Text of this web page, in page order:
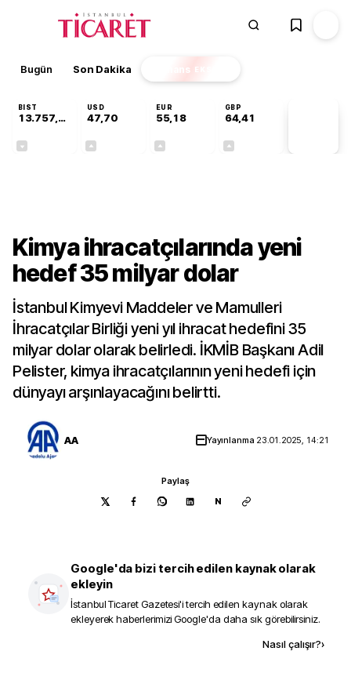
Bugün Son Dakika Finans EKSTRA
BIST
13.757,42
USD
47,70
EUR
55,18
GBP
64,41
Kimya ihracatçılarında yeni
hedef 35 milyar dolar
İstanbul Kimyevi Maddeler ve Mamulleri
İhracatçılar Birliği yeni yıl ihracat hedefini 35
milyar dolar olarak belirledi. İKMİB Başkanı Adil
Pelister, kimya ihracatçılarının yeni hedefi için
dünyayı arşınlayacağını belirtti.
AA Yayınlanma 23.01.2025, 14:21
Paylaş
N
Google'da bizi tercih edilen kaynak olarak
ekleyin
İstanbul Ticaret Gazetesi'i tercih edilen kaynak olarak
ekleyerek haberlerimizi Google'da daha sık görebilirsiniz.
Nasıl çalışır?›